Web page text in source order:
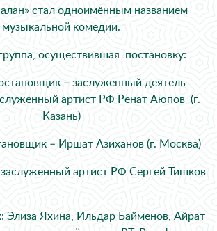
стал одноимённым названием
музыкальной комедии.
группа, осуществившая постановку:
– заслуженный деятель
артист РФ Ренат Аюпов (г.
Казань)
– Иршат Азиханов (г. Москва)
заслуженный артист РФ Сергей Тишков
Элиза Яхина, Ильдар Байменов, Айрат